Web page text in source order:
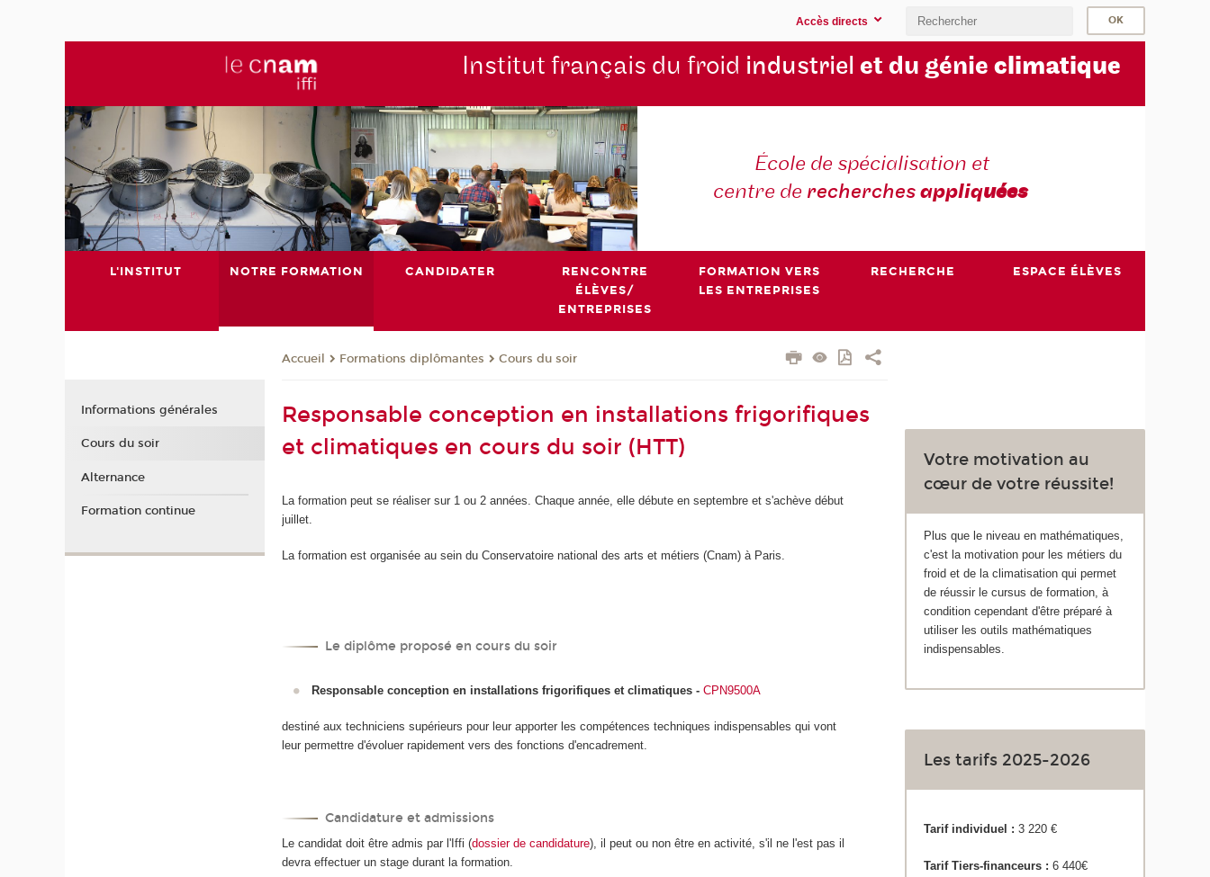
Accès directs
Institut français du froid industriel et du génie climatique
École de spécialisation et
centre de recherchesappliquées
L'INSTITUT NOTRE FORMATION CANDIDATER
RENCONTRE
ÉLÈVES/
ENTREPRISES
FORMATION VERS
LES ENTREPRISES
RECHERCHE ESPACE ÉLÈVES
Accueil Formations diplômantes Cours du soir
Responsable conception en installations frigorifiques
et climatiques en cours du soir (HTT)
La formation peut se réaliser sur 1 ou 2 années. Chaque année, elle débute en septembre et s'achève début
juillet.
La formation est organisée au sein du Conservatoire national des arts et métiers (Cnam) à Paris.
Le diplôme proposé en cours du soir
Responsable conception en installations frigorifiques et climatiques- CPN9500A
destiné aux techniciens supérieurs pour leur apporter les compétences techniques indispensables qui vont
leur permettre d'évoluer rapidement vers des fonctions d'encadrement.
Candidature et admissions
Le candidat doit être admis par l'Iffi (dossier de candidature), il peut ou non être en activité, s'il ne l'est pas il
devra effectuer un stage durant la formation.
Votre motivation au
cœur de votre réussite!
Plus que le niveau en mathématiques,
c'est la motivation pour les métiers du
froid et de la climatisation qui permet
de réussir le cursus de formation, à
condition cependant d'être préparé à
utiliser les outils mathématiques
indispensables.
Les tarifs 2025-2026
Tarif individuel : 3 220 €
Tarif Tiers-financeurs : 6 440€
Informations générales
Cours du soir
Alternance
Formation continue